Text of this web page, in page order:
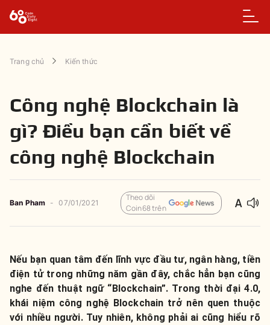
Trang chủ Kiến thức
Công nghệ Blockchain là
gì? Điều bạn cần biết về
công nghệ Blockchain
Ban Pham - 07/01/2021
Theo dõi
Coin68 trên
Nếu bạn quan tâm đến lĩnh vực đầu tư, ngân hàng, tiền
điện tử trong những năm gần đây, chắc hẳn bạn cũng
nghe đến thuật ngữ “Blockchain”. Trong thời đại 4.0,
khái niệm công nghệ Blockchain trở nên quen thuộc
với nhiều người. Tuy nhiên, không phải ai cũng hiểu rõ